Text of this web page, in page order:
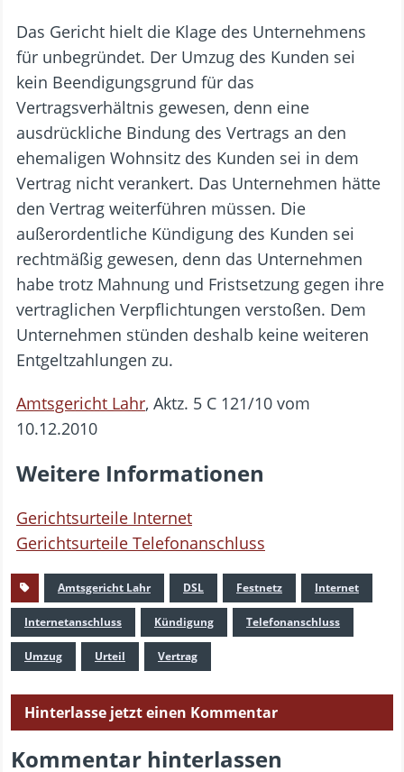
Das Gericht hielt die Klage des Unternehmens
für unbegründet. Der Umzug des Kunden sei
kein Beendigungsgrund für das
Vertragsverhältnis gewesen, denn eine
ausdrückliche Bindung des Vertrags an den
ehemaligen Wohnsitz des Kunden sei in dem
Vertrag nicht verankert. Das Unternehmen hätte
den Vertrag weiterführen müssen. Die
außerordentliche Kündigung des Kunden sei
rechtmäßig gewesen, denn das Unternehmen
habe trotz Mahnung und Fristsetzung gegen ihre
vertraglichen Verpflichtungen verstoßen. Dem
Unternehmen stünden deshalb keine weiteren
Entgeltzahlungen zu.
Amtsgericht Lahr, Aktz. 5 C 121/10 vom
10.12.2010
Weitere Informationen
Gerichtsurteile Internet
Gerichtsurteile Telefonanschluss
Amtsgericht Lahr DSL Festnetz Internet
Internetanschluss Kündigung Telefonanschluss
Umzug Urteil Vertrag
Hinterlasse jetzt einen Kommentar
Kommentar hinterlassen